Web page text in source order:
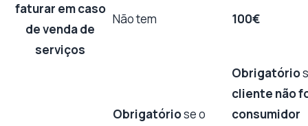
faturar em caso
de venda de
serviços
Não tem 100€
Obrigatóriose o
Obrigatório
cliente não
consumidor